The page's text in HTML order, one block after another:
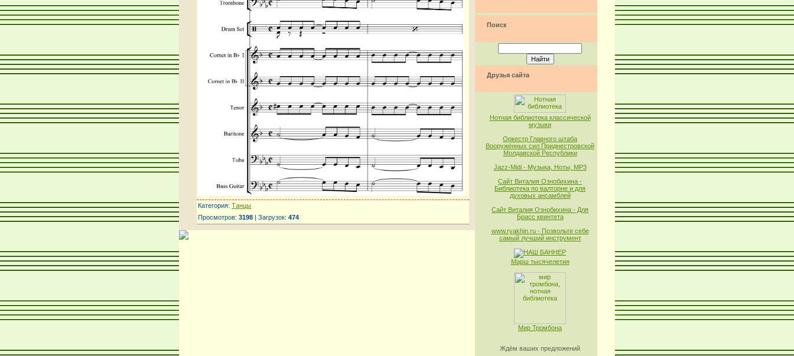
Категория: Танцы
Просмотров: 3198 | Загрузок: 474
Поиск
Друзья сайта
Нотная библиотека классической
музыки
Оркестр Главного штаба
Вооружённых сил Приднестровской
Молдавской Республики
Jazz-Midi - Музыка, Ноты, MP3
Сайт Виталия Ознобихина -
Библиотека по валторне и для
духовых ансамблей
Сайт Виталия Ознобихина - Для
Брасс квинтета
www.ryakhin.ru - Позвольте себе
самый лучший инструмент
Марш тысячелетия
Мир Тромбона
Ждём ваших предложений